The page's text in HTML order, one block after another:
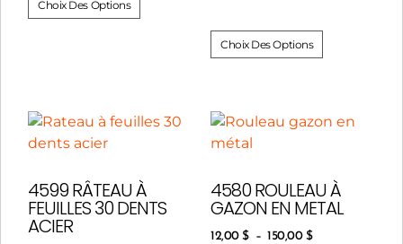
Choix Des Options
Choix Des Options
4599 RÂTEAU À
FEUILLES 30 DENTS
ACIER
4580 ROULEAU À
GAZON EN METAL
12,00$ – 150,00 $